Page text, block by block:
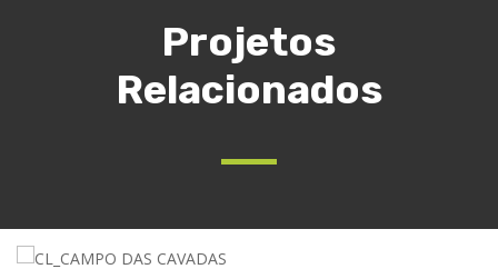
Projetos
Relacionados